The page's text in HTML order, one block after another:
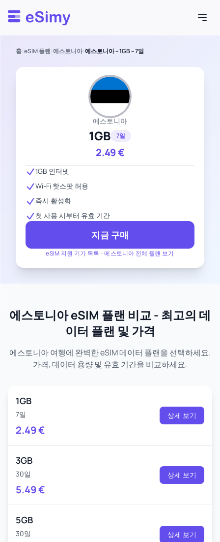
Esimy
홈/eSIM 플랜/에스토니아/에스토니아 – 1GB – 7일
에스토니아
1GB 7일
2.49€
eSIM 지원 기기 목록 -에스토니아 전체 플랜 보기
1GB 인터넷
Wi-Fi 핫스팟 허용
즉시 활성화
첫 사용 시부터 유효 기간
지금 구매
에스토니아 eSIM 플랜 비교 - 최고의 데
이터 플랜 및 가격
에스토니아 여행에 완벽한 eSIM 데이터 플랜을 선택하세요.
가격, 데이터 용량 및 유효 기간을 비교하세요.
1GB
7일
2.49€
상세 보기
3GB
30일
5.49€
상세 보기
5GB
30일 상세 보기